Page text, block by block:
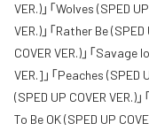
VER.)」「Wolves (SPED
VER.)」「Rather Be
COVER VER.)」「
VER.]」「Peaches (SPED
(SPED UP COVER VER.)
To Be OK (SPED UP